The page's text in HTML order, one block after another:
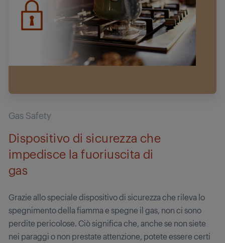
Gas Safety
Dispositivo di sicurezza che
impedisce la fuoriuscita di
gas
Grazie allo speciale dispositivo di sicurezza che rileva lo
spegnimento della fiamma e spegne il gas, non ci sono
perdite pericolose. Ciò significa che, anche se non siete
nei paraggi o non prestate attenzione, potete essere certi